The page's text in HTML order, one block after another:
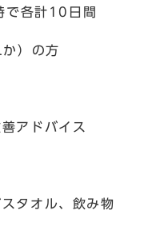
各計10日間
）の方
アドバイス
タオル、飲み物